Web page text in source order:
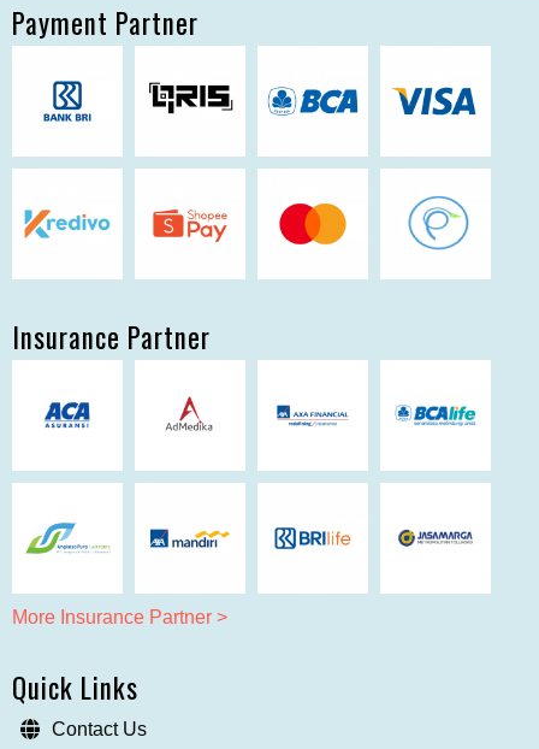
Payment Partner
Insurance Partner
More Insurance Partner >
Quick Links
Contact Us